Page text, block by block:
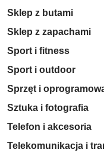
Sklep z butami
Sklep z zapachami
Sport i fitness
Sport i outdoor
Sprzęt i
Sztuka i fotografia
Telefon i akcesoria
Telekomunikacja i